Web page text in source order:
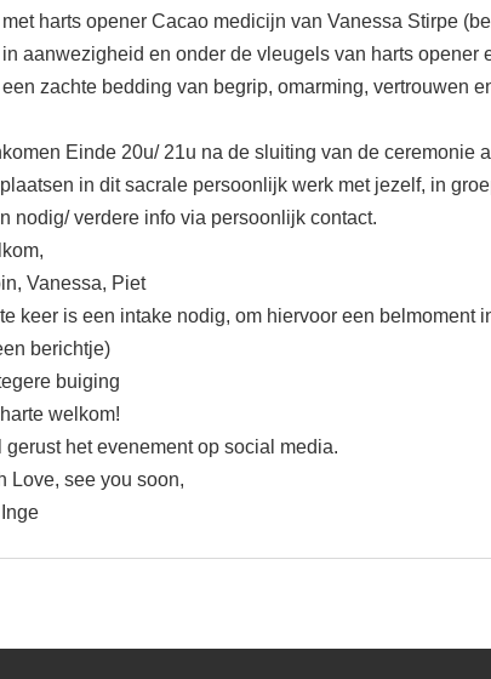
met harts opener Cacao medicijn van Vanessa Stirpe
in aanwezigheid en onder de vleugels van harts
een zachte bedding van begrip, omarming, vertrouwen
Einde 20u/ 21u na de sluiting van de ceremonie
in dit sacrale persoonlijk werk met jezelf, in
nodig/ verdere info via persoonlijk contact.
Vanessa, Piet
keer is een intake nodig, om hiervoor een belmoment
berichtje)
buiging
welkom!
gerust het evenement op social media.
Love, see you soon,